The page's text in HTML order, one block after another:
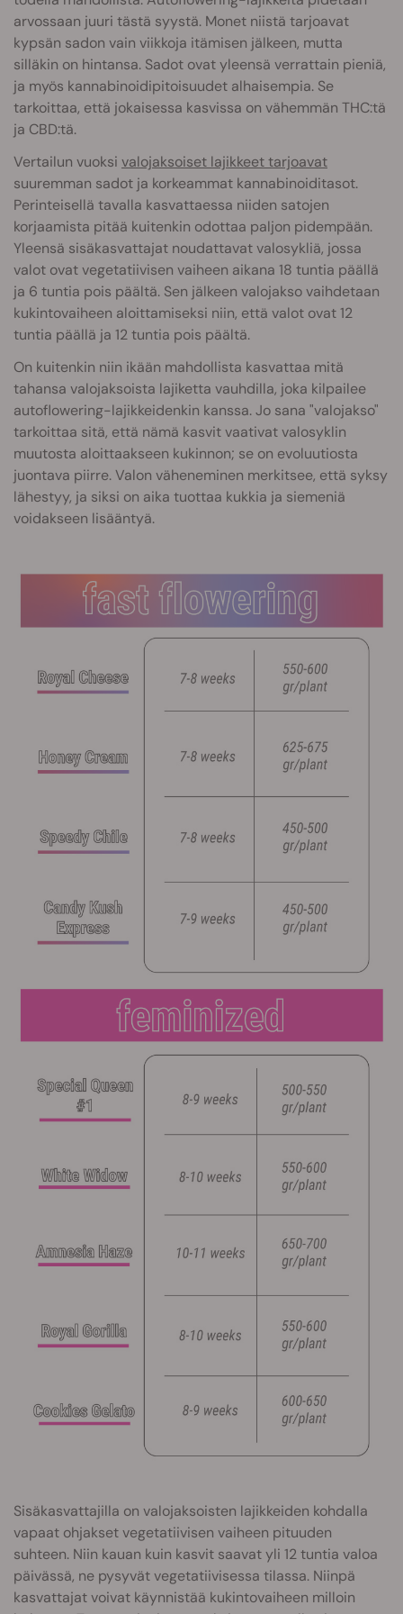
arvossaan juuri tästä syystä. Monet niistä tarjoavat
kypsän sadon vain viikkoja itämisen jälkeen, mutta
silläkin on hintansa. Sadot ovat yleensä verrattain pieniä,
ja myös kannabinoidipitoisuudet alhaisempia. Se
tarkoittaa, että jokaisessa kasvissa on vähemmän THC:tä
ja CBD:tä.
Vertailun vuoksi valojaksoiset lajikkeet tarjoavat
suuremman sadot ja korkeammat kannabinoiditasot.
Perinteisellä tavalla kasvattaessa niiden satojen
korjaamista pitää kuitenkin odottaa paljon pidempään.
Yleensä sisäkasvattajat noudattavat valosykliä, jossa
valot ovat vegetatiivisen vaiheen aikana 18 tuntia päällä
ja 6 tuntia pois päältä. Sen jälkeen valojakso vaihdetaan
kukintovaiheen aloittamiseksi niin, että valot ovat 12
tuntia päällä ja 12 tuntia pois päältä.
On kuitenkin niin ikään mahdollista kasvattaa mitä
tahansa valojaksoista lajiketta vauhdilla, joka kilpailee
autoflowering-lajikkeidenkin kanssa. Jo sana "valojakso"
tarkoittaa sitä, että nämä kasvit vaativat valosyklin
muutosta aloittaakseen kukinnon; se on evoluutiosta
juontava piirre. Valon väheneminen merkitsee, että syksy
lähestyy, ja siksi on aika tuottaa kukkia ja siemeniä
voidakseen lisääntyä.
Sisäkasvattajilla on valojaksoisten lajikkeiden kohdalla
vapaat ohjakset vegetatiivisen vaiheen pituuden
suhteen. Niin kauan kuin kasvit saavat yli 12 tuntia valoa
päivässä, ne pysyvät vegetatiivisessa tilassa. Niinpä
kasvattajat voivat käynnistää kukintovaiheen milloin